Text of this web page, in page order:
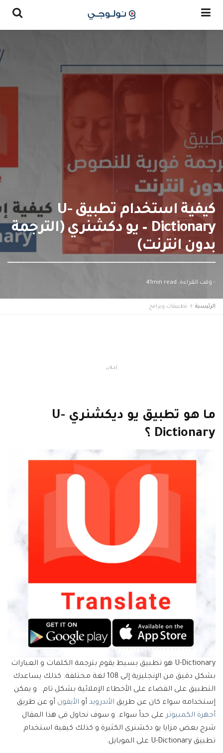
كيفية استخدام تطبيق U-
Dictionary – يو دكشنري (الترجمة
بدون انترنت)
- وقت القراءة: 41min read
الرئيسية تطبيقات وبرامج
إعـلان
ما هو تطبيق يو ديكشنري U-
Dictionary ؟
U-Dictionary هو تطبيق بسيط يقوم بترجمة الكلمات و العبارات
بشكل دقيق من الإنجليزية إلى 108 لغة مختلفة. كذلك يساعدك
التطبيق على القضاء على الأخطاء الإملائية بشكل تام. و يمكن
إستخدامه سواء كان عن طريق الأندرويد أو الأيفون أو عن طريق
أجهزة الكمبيوتر على حداً سواء. و سوف نحاول فى هذا المقال
شرح بعض مزايا يو دكشنرى الكثيرة و كذلك كيفية استخدام
تطبيق U-Dictionary على الموبايل.